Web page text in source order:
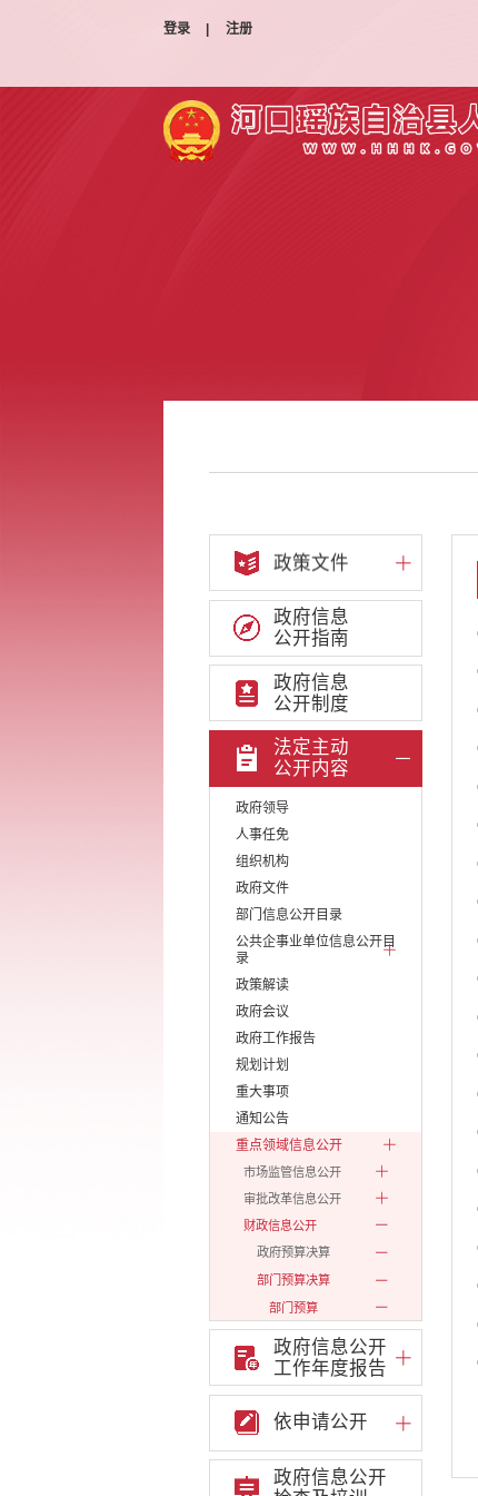
登录
注册
政策文件
政府信息
公开指南
政府信息
公开制度
法定主动
公开内容
政府领导
人事任免
组织机构
政府文件
部门信息公开目录
公共企事业单位信息公开目
录
政策解读
政府会议
政府工作报告
规划计划
重大事项
通知公告
重点领域信息公开
市场监管信息公开
审批改革信息公开
财政信息公开
政府预算决算
部门预算决算
部门预算
2019
2020
2021
2022
2024
政府信息公开
工作年度报告
依申请公开
政府信息公开